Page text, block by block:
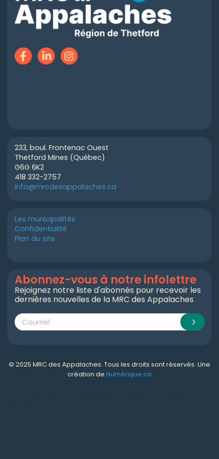
233, boul. Frontenac Ouest
Thetford Mines (Québec)
G6G 6K2
418 332-2757
info@mrcdesappalaches.ca
Les municipalités
Confidentialité
Plan du site
Abonnez-vous à notre infolettre
Rejoignez notre liste d'abonnés pour recevoir les
dernières nouvelles de la MRC des Appalaches
© 2025 MRC des Appalaches. Tous les droits sont réservés. Une
création de Numérique.ca